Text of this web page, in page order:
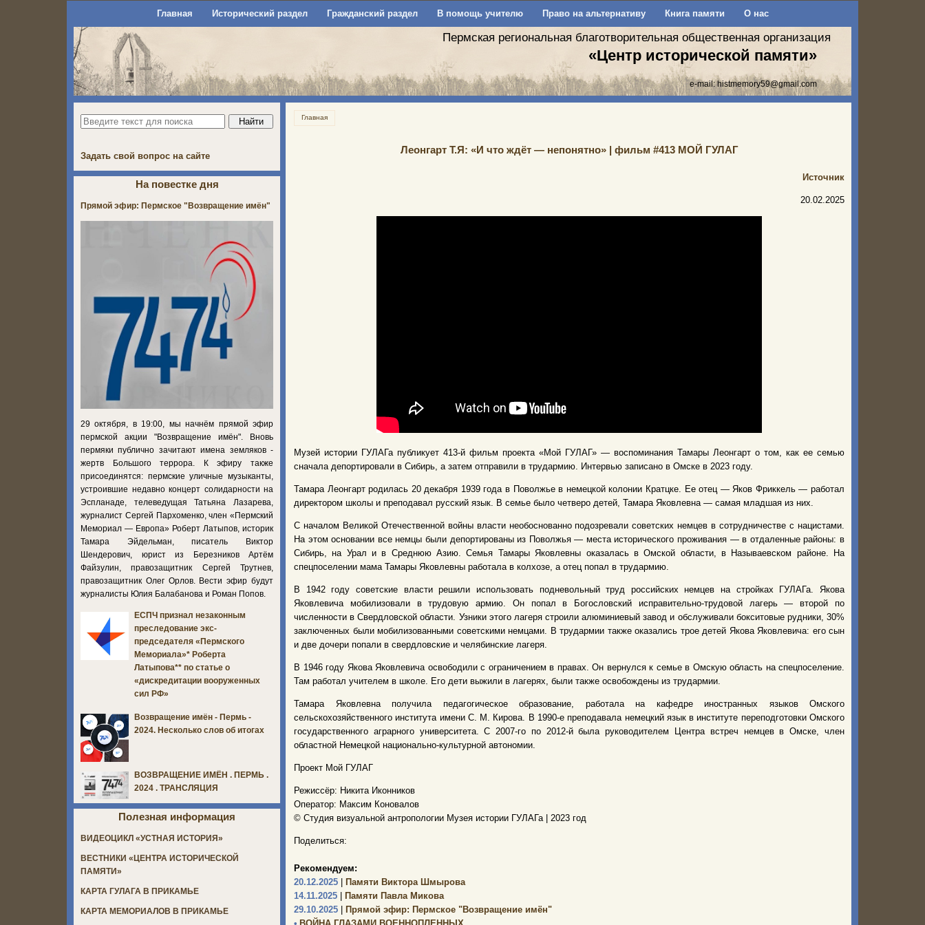
Главная Исторический раздел Гражданский раздел В помощь учителю Право на альтернативу Книга памяти О нас
Пермская региональная благотворительная общественная организация
«Центр исторической памяти»
e-mail:histmemory59@gmail.com
Главная
Леонгарт Т.Я: «И что ждёт — непонятно» | фильм #413 МОЙ ГУЛАГ
Источник
20.02.2025
Музей истории ГУЛАГа публикует 413-й фильм проекта «Мой ГУЛАГ» — воспоминания Тамары Леонгарт о том, как ее семью
сначала депортировали в Сибирь, а затем отправили в трудармию. Интервью записано в Омске в 2023 году.
Тамара Леонгарт родилась 20 декабря 1939 года в Поволжье в немецкой колонии Кратцке. Ее отец — Яков Фриккель — работал
директором школы и преподавал русский язык. В семье было четверо детей, Тамара Яковлевна — самая младшая из них.
С началом Великой Отечественной войны власти необоснованно подозревали советских немцев в сотрудничестве с нацистами.
На этом основании все немцы были депортированы из Поволжья — места исторического проживания — в отдаленные районы: в
Сибирь, на Урал и в Среднюю Азию. Семья Тамары Яковлевны оказалась в Омской области, в Называевском районе. На
спецпоселении мама Тамары Яковлевны работала в колхозе, а отец попал в трудармию.
В 1942 году советские власти решили использовать подневольный труд российских немцев на стройках ГУЛАГа. Якова
Яковлевича мобилизовали в трудовую армию. Он попал в Богословский исправительно-трудовой лагерь — второй по
численности в Свердловской области. Узники этого лагеря строили алюминиевый завод и обслуживали бокситовые рудники, 30%
заключенных были мобилизованными советскими немцами. В трудармии также оказались трое детей Якова Яковлевича: его сын
и две дочери попали в свердловские и челябинские лагеря.
В 1946 году Якова Яковлевича освободили с ограничением в правах. Он вернулся к семье в Омскую область на спецпоселение.
Там работал учителем в школе. Его дети выжили в лагерях, были также освобождены из трудармии.
Тамара Яковлевна получила педагогическое образование, работала на кафедре иностранных языков Омского
сельскохозяйственного института имени С. М. Кирова. В 1990-е преподавала немецкий язык в институте переподготовки Омского
государственного аграрного университета. С 2007-го по 2012-й была руководителем Центра встреч немцев в Омске, член
областной Немецкой национально-культурной автономии.
Проект Мой ГУЛАГ
Режиссёр: Никита Иконников
Оператор: Максим Коновалов
© Студия визуальной антропологии Музея истории ГУЛАГа | 2023 год
Поделиться:
Рекомендуем:
20.12.2025
Памяти Виктора Шмырова
14.11.2025
Памяти Павла Микова
29.10.2025
Прямой эфир: Пермское "Возвращение имён"
Задать свой вопрос на сайте
На повестке дня
Прямой эфир: Пермское "Возвращение имён"
29 октября, в 19:00, мы начнём прямой эфир
пермской акции "Возвращение имён". Вновь
пермяки публично зачитают имена земляков -
жертв Большого террора. К эфиру также
присоединятся: пермские уличные музыканты,
устроившие недавно концерт солидарности на
Эспланаде, телеведущая Татьяна Лазарева,
журналист Сергей Пархоменко, член «Пермский
Мемориал — Европа» Роберт Латыпов, историк
Тамара Эйдельман, писатель Виктор
Шендерович, юрист из Березников Артём
Файзулин, правозащитник Сергей Трутнев,
правозащитник Олег Орлов. Вести эфир будут
журналисты Юлия Балабанова и Роман Попов.
ЕСПЧ признал незаконным
преследование экс-
председателя «Пермского
Мемориала»* Роберта
Латыпова** по статье о
«дискредитации вооруженных
сил РФ»
Возвращение имён - Пермь -
2024. Несколько слов об итогах
ВОЗВРАЩЕНИЕ ИМЁН . ПЕРМЬ .
2024 . ТРАНСЛЯЦИЯ
Полезная информация
ВИДЕОЦИКЛ «УСТНАЯ ИСТОРИЯ»
ВЕСТНИКИ «ЦЕНТРА ИСТОРИЧЕСКОЙ
ПАМЯТИ»
КАРТА ГУЛАГА В ПРИКАМЬЕ
КАРТА МЕМОРИАЛОВ В ПРИКАМЬЕ